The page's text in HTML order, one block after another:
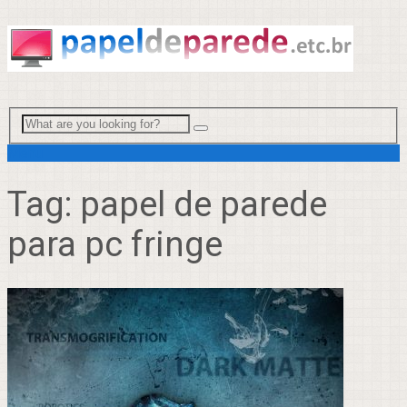
Tag: papel de parede
para pc fringe